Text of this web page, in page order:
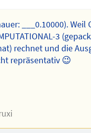
___0.10000). Weil
3
rechnet und die
repräsentativ 😉